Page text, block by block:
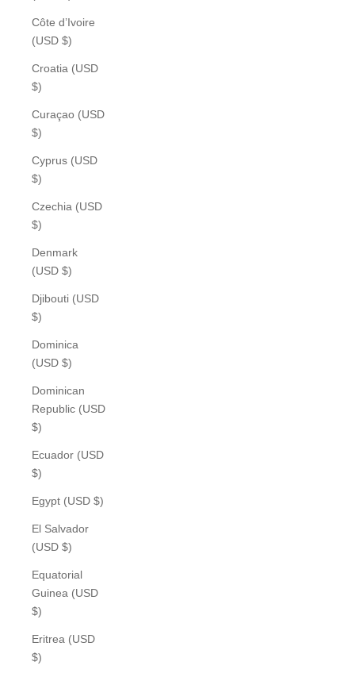
Côte d’Ivoire
(USD $)
Croatia (USD
$)
Curaçao (USD
$)
Cyprus (USD
$)
Czechia (USD
$)
Denmark
(USD $)
Djibouti (USD
$)
Dominica
(USD $)
Dominican
Republic (USD
$)
Ecuador (USD
$)
Egypt (USD $)
El Salvador
(USD $)
Equatorial
Guinea (USD
$)
Eritrea (USD
$)